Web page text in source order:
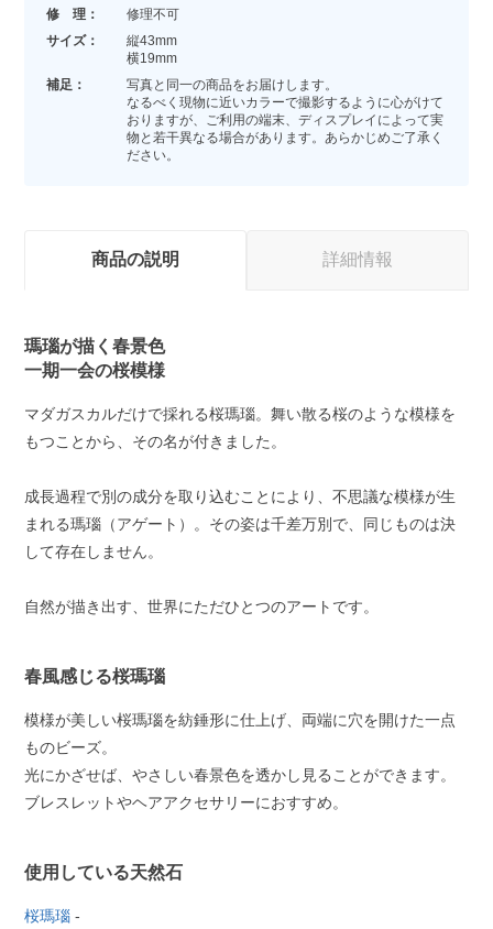
修 理：
修理不可
サイズ：
縦43mm
横19mm
補足：
写真と同一の商品をお届けします。
なるべく現物に近いカラーで撮影するように心がけて
おりますが、ご利用の端末、ディスプレイによって実
物と若干異なる場合があります。あらかじめご了承く
ださい。
商品の説明 詳細情報
瑪瑙が描く春景色
一期一会の桜模様
マダガスカルだけで採れる桜瑪瑙。舞い散る桜のような模様を
もつことから、その名が付きました。
成長過程で別の成分を取り込むことにより、不思議な模様が生
まれる瑪瑙（アゲート）。その姿は千差万別で、同じものは決
して存在しません。
自然が描き出す、世界にただひとつのアートです。
春風感じる桜瑪瑙
模様が美しい桜瑪瑙を紡錘形に仕上げ、両端に穴を開けた一点
ものビーズ。
光にかざせば、やさしい春景色を透かし見ることができます。
ブレスレットやヘアアクセサリーにおすすめ。
使用している天然石
桜瑪瑙 -